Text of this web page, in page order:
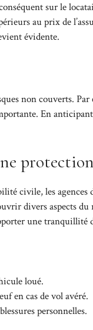
sur le
au prix de
évidente.
non couverts.
En
civile, les
divers aspects
une tranquillité
loué.
en cas de vol avéré.
personnelles.